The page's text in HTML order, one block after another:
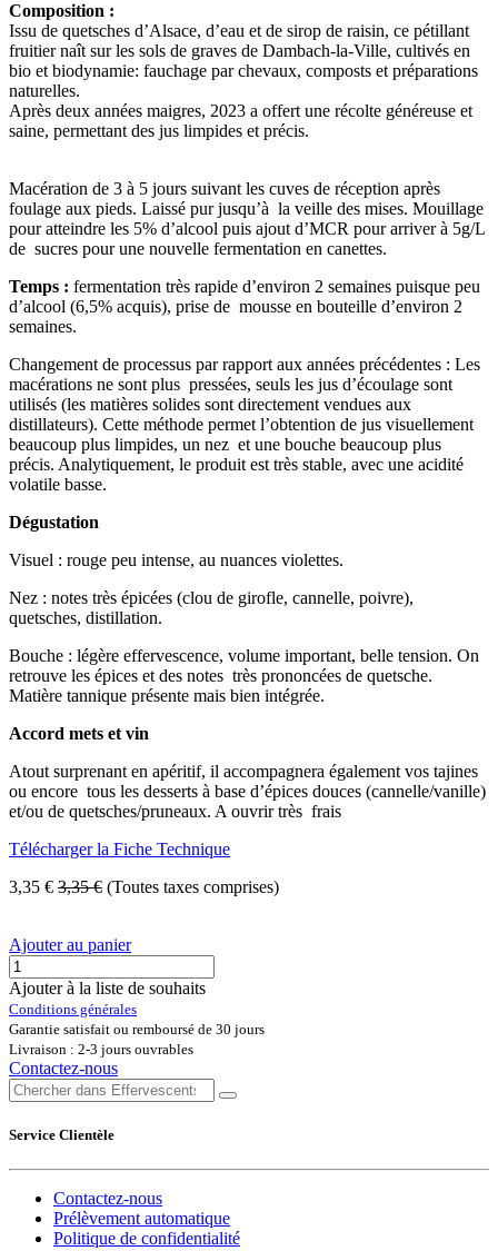
Composition :
Issu de quetsches d’Alsace, d’eau et de sirop de raisin, ce pétillant
fruitier naît sur les sols de graves de Dambach-la-Ville, cultivés en
bio et biodynamie: fauchage par chevaux, composts et préparations
naturelles.
Après deux années maigres, 2023 a offert une récolte généreuse et
saine, permettant des jus limpides et précis.
Macération de 3 à 5 jours suivant les cuves de réception après
foulage aux pieds. Laissé pur jusqu’à la veille des mises. Mouillage
pour atteindre les 5% d’alcool puis ajout d’MCR pour arriver à 5g/L
de sucres pour une nouvelle fermentation en canettes.
Temps : fermentation très rapide d’environ 2 semaines puisque peu
d’alcool (6,5% acquis), prise de mousse en bouteille d’environ 2
semaines.
Changement de processus par rapport aux années précédentes : Les
macérations ne sont plus pressées, seuls les jus d’écoulage sont
utilisés (les matières solides sont directement vendues aux
distillateurs). Cette méthode permet l’obtention de jus visuellement
beaucoup plus limpides, un nez et une bouche beaucoup plus
précis. Analytiquement, le produit est très stable, avec une acidité
volatile basse.
Dégustation
Visuel : rouge peu intense, au nuances violettes.
Nez : notes très épicées (clou de girofle, cannelle, poivre),
quetsches, distillation.
Bouche : légère effervescence, volume important, belle tension. On
retrouve les épices et des notes très prononcées de quetsche.
Matière tannique présente mais bien intégrée.
Accord mets et vin
Atout surprenant en apéritif, il accompagnera également vos tajines
ou encore tous les desserts à base d’épices douces (cannelle/vanille)
et/ou de quetsches/pruneaux. A ouvrir très frais
Télécharger la Fiche Technique
3,35 € 3,35€ (Toutes taxes comprises)
Ajouter au panier
Ajouter à la liste de souhaits
Conditions générales
Garantie satisfait ou remboursé de 30 jours
Livraison : 2-3 jours ouvrables
Contactez-nous
Service Clientèle
Contactez-nous
Prélèvement automatique
Politique de confidentialité